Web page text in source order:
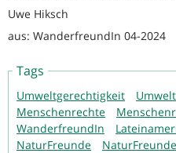
Uwe Hiksch
aus: WanderfreundIn 04-2024
Tags
Umweltgerechtigkeit
Menschenrechte
WanderfreundIn
NaturFreunde